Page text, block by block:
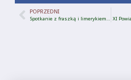
POPRZEDNI
Spotkanie z fraszką i limerykiem Mistrza Wacława z Białolasu